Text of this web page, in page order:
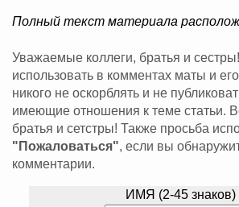
Полный текст материала
Уважаемые коллеги, братья и
использовать в комментах маты и
никого не оскорблять и не
имеющие отношения к теме статьи.
братья и сетстры! Также просьба
"Пожаловаться", если вы
комментарии.
ИМЯ (2-45 знаков)